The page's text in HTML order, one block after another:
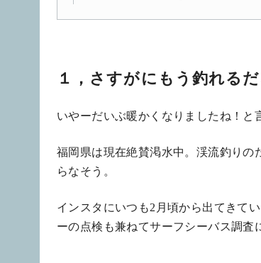
１，さすがにもう釣れるだ
いやーだいぶ暖かくなりましたね！と
福岡県は現在絶賛渇水中。渓流釣りの
らなそう。
インスタにいつも2月頃から出てきて
ーの点検も兼ねてサーフシーバス調査